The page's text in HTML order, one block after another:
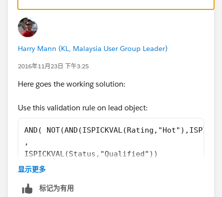
Harry Mann (KL, Malaysia User Group Leader)
2016年11月23日 下午3:25
Here goes the working solution:
Use this validation rule on lead object:
AND(
,
ISPICKVAL(Status,"Qualified"))
Prototype working:
显示更多
标记为有用